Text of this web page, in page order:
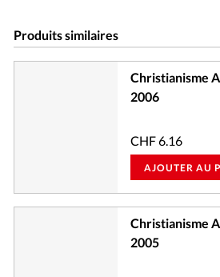
Produits similaires
Christianisme
2006
CHF6.16
AJOUTER AU
Christianisme
2005